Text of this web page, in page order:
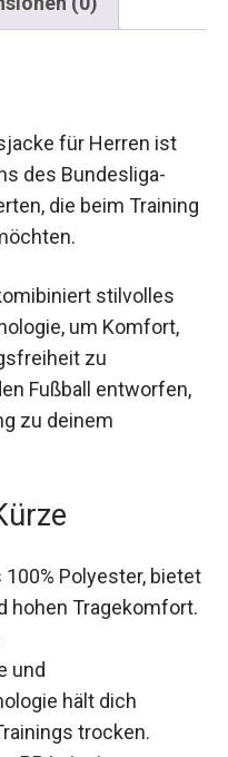
des Bundesliga-
die beim
möchten.
um Komfort,
zu
Fußball
Ergänzung zu
und hohen
und
hält dich
trocken.